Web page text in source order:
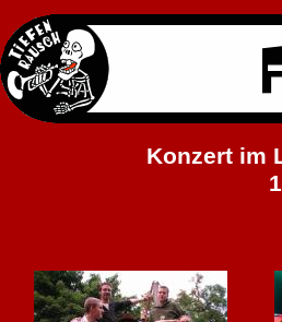
Konzert im